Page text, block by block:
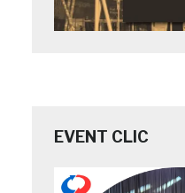
EVENT CLIC